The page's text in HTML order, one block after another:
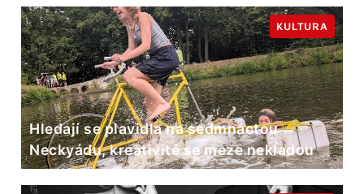
Hledají se plavidla na sedmnáctou
Neckyádu, kreativitě se meze nekladou
KULTURA